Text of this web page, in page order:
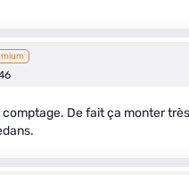
comptage. De fait ça monter